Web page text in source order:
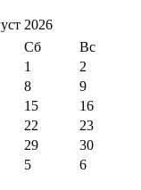
2026
Сб
Вс
1
2
8
9
15
16
22
23
29
30
5 6